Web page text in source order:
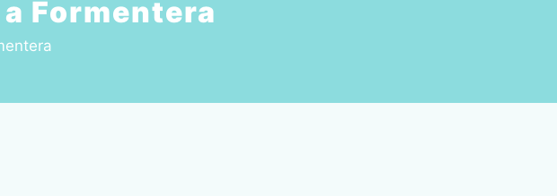
Formentera